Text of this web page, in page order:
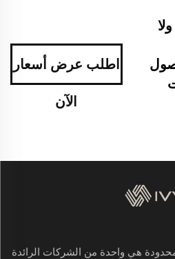
اطلب عرض أسعار
الآن
هي واحدة من الشركات الرائدة